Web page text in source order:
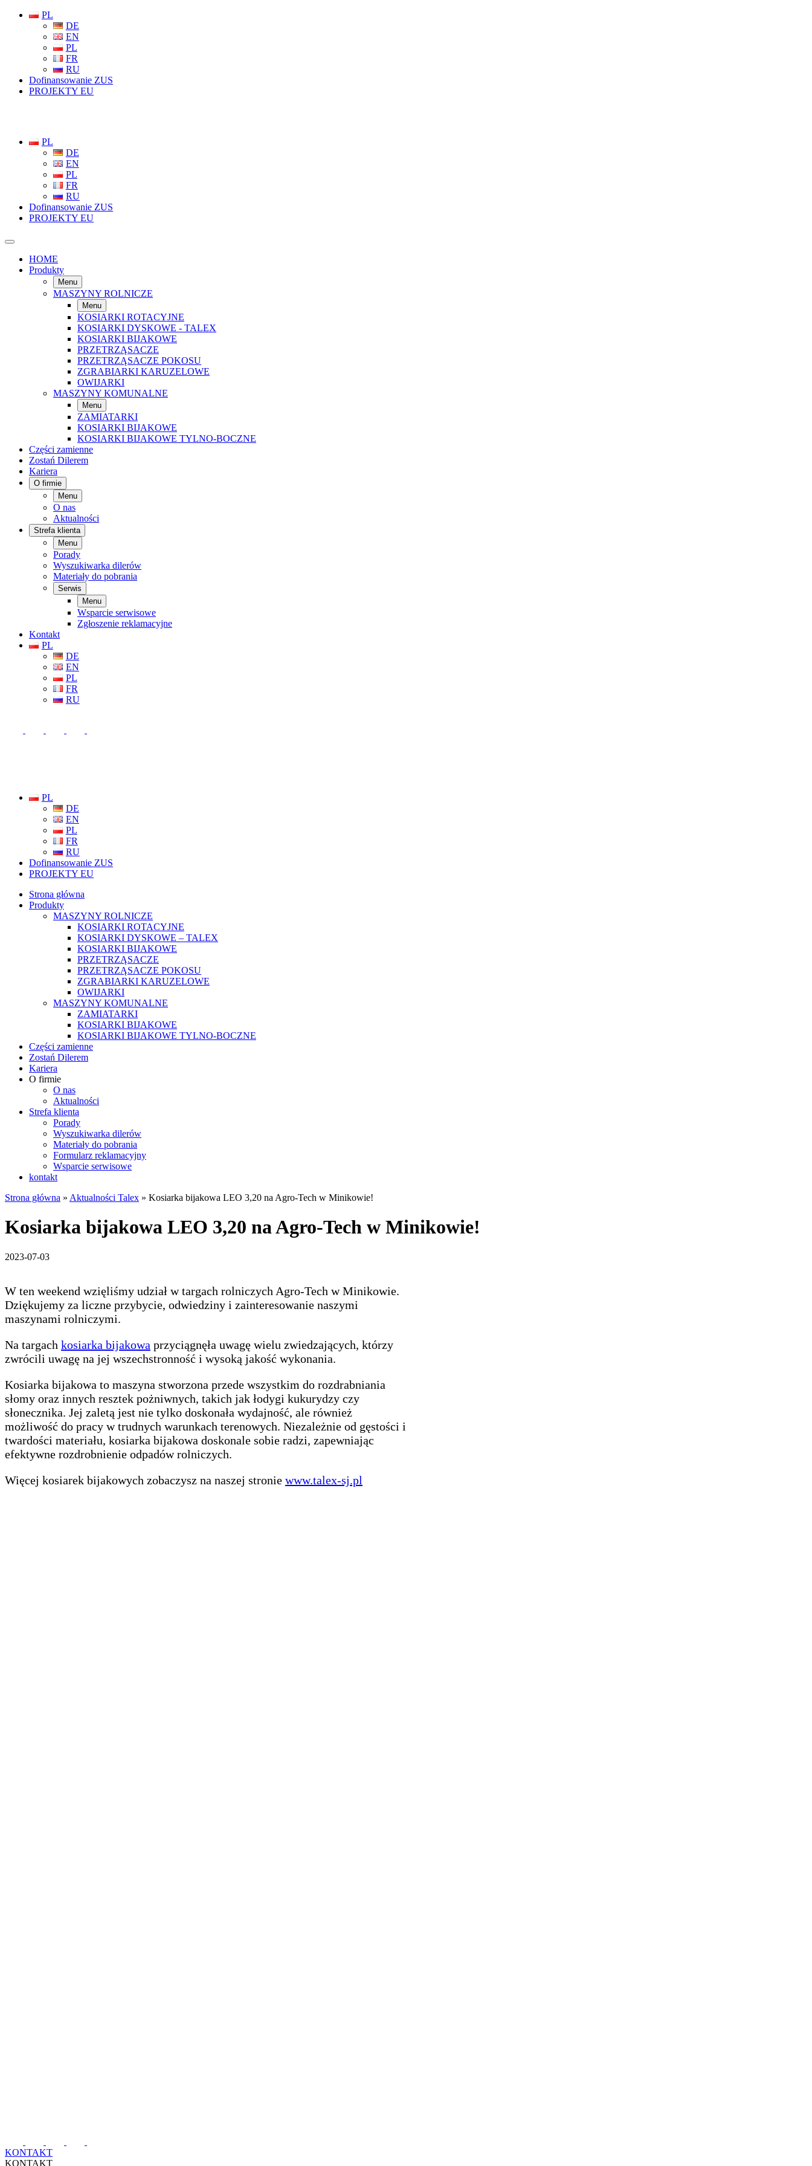
PL
DE
EN
PL
FR
RU
Dofinansowanie ZUS
PROJEKTY EU
PL
DE
EN
PL
FR
RU
Dofinansowanie ZUS
PROJEKTY EU
HOME
Produkty
Menu
MASZYNY ROLNICZE
Menu
KOSIARKI ROTACYJNE
KOSIARKI DYSKOWE - TALEX
KOSIARKI BIJAKOWE
PRZETRZĄSACZE
PRZETRZĄSACZE POKOSU
ZGRABIARKI KARUZELOWE
OWIJARKI
MASZYNY KOMUNALNE
Menu
ZAMIATARKI
KOSIARKI BIJAKOWE
KOSIARKI BIJAKOWE TYLNO-BOCZNE
Części zamienne
Zostań Dilerem
Kariera
O firmie
Menu
O nas
Aktualności
Strefa klienta
Menu
Porady
Wyszukiwarka dilerów
Materiały do pobrania
Serwis
Menu
Wsparcie serwisowe
Zgłoszenie reklamacyjne
Kontakt
PL
DE
EN
PL
FR
RU
PL
DE
EN
PL
FR
RU
Dofinansowanie ZUS
PROJEKTY EU
Strona główna
Produkty
MASZYNY ROLNICZE
KOSIARKI ROTACYJNE
KOSIARKI DYSKOWE – TALEX
KOSIARKI BIJAKOWE
PRZETRZĄSACZE
PRZETRZĄSACZE POKOSU
ZGRABIARKI KARUZELOWE
OWIJARKI
MASZYNY KOMUNALNE
ZAMIATARKI
KOSIARKI BIJAKOWE
KOSIARKI BIJAKOWE TYLNO-BOCZNE
Części zamienne
Zostań Dilerem
Kariera
O firmie
O nas
Aktualności
Strefa klienta
Porady
Wyszukiwarka dilerów
Materiały do pobrania
Formularz reklamacyjny
Wsparcie serwisowe
kontakt
Strona główna » Aktualności Talex » Kosiarka bijakowa LEO 3,20 na Agro-Tech w Minikowie!
Kosiarka bijakowa LEO 3,20 na Agro-Tech w Minikowie!
2023-07-03
W ten weekend wzięliśmy udział w targach rolniczych Agro-Tech w Minikowie.
Dziękujemy za liczne przybycie, odwiedziny i zainteresowanie naszymi
maszynami rolniczymi.
Na targach kosiarka bijakowa przyciągnęła uwagę wielu zwiedzających, którzy
zwrócili uwagę na jej wszechstronność i wysoką jakość wykonania.
Kosiarka bijakowa to maszyna stworzona przede wszystkim do rozdrabniania
słomy oraz innych resztek pożniwnych, takich jak łodygi kukurydzy czy
słonecznika. Jej zaletą jest nie tylko doskonała wydajność, ale również
możliwość do pracy w trudnych warunkach terenowych. Niezależnie od gęstości i
twardości materiału, kosiarka bijakowa doskonale sobie radzi, zapewniając
efektywne rozdrobnienie odpadów rolniczych.
Więcej kosiarek bijakowych zobaczysz na naszej stronie www.talex-sj.pl
KONTAKT
KONTAKT